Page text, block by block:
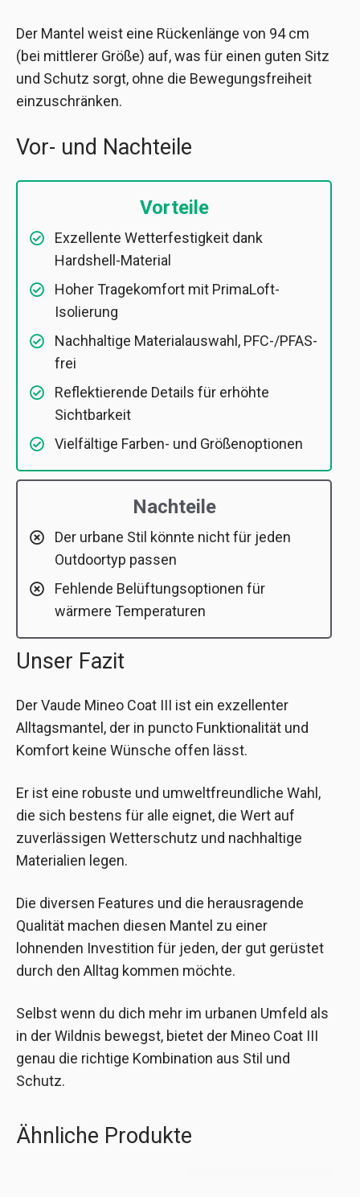
Der Mantel weist eine Rückenlänge von 94 cm
(bei mittlerer Größe) auf, was für einen guten Sitz
und Schutz sorgt, ohne die Bewegungsfreiheit
einzuschränken.
Vor- und Nachteile
Vorteile
Exzellente Wetterfestigkeit dank
Hardshell-Material
Hoher Tragekomfort mit PrimaLoft-
Isolierung
Nachhaltige Materialauswahl, PFC-/PFAS-
frei
Reflektierende Details für erhöhte
Sichtbarkeit
Vielfältige Farben- und Größenoptionen
Nachteile
Der urbane Stil könnte nicht für jeden
Outdoortyp passen
Fehlende Belüftungsoptionen für
wärmere Temperaturen
Unser Fazit
Der Vaude Mineo Coat III ist ein exzellenter
Alltagsmantel, der in puncto Funktionalität und
Komfort keine Wünsche offen lässt.
Er ist eine robuste und umweltfreundliche Wahl,
die sich bestens für alle eignet, die Wert auf
zuverlässigen Wetterschutz und nachhaltige
Materialien legen.
Die diversen Features und die herausragende
Qualität machen diesen Mantel zu einer
lohnenden Investition für jeden, der gut gerüstet
durch den Alltag kommen möchte.
Selbst wenn du dich mehr im urbanen Umfeld als
in der Wildnis bewegst, bietet der Mineo Coat III
genau die richtige Kombination aus Stil und
Schutz.
Ähnliche Produkte